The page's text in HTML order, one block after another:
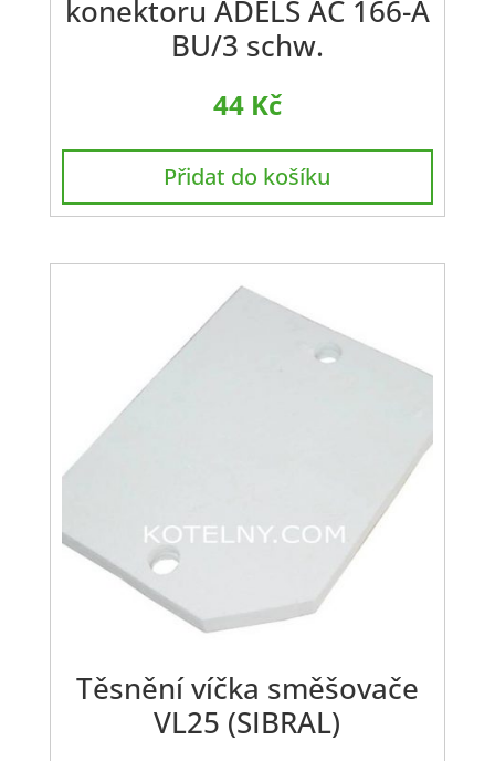
konektoru ADELS AC 166-A
BU/3 schw.
44 Kč
Přidat do košíku
Těsnění víčka směšovače
VL25 (SIBRAL)